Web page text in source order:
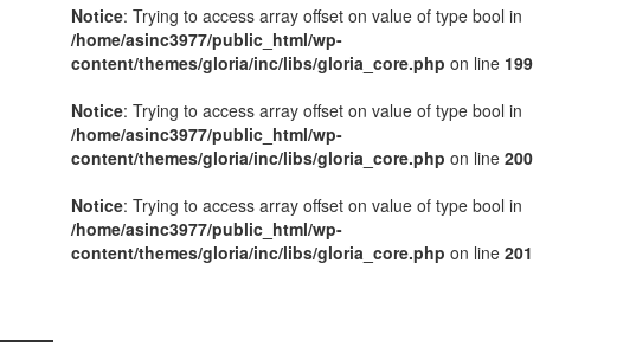
Notice: Trying to access array offset on value of type bool in
/home/asinc3977/public_html/wp-
content/themes/gloria/inc/libs/gloria_core.php on line 199
Notice: Trying to access array offset on value of type bool in
/home/asinc3977/public_html/wp-
content/themes/gloria/inc/libs/gloria_core.php on line 200
Notice: Trying to access array offset on value of type bool in
/home/asinc3977/public_html/wp-
content/themes/gloria/inc/libs/gloria_core.php on line 201